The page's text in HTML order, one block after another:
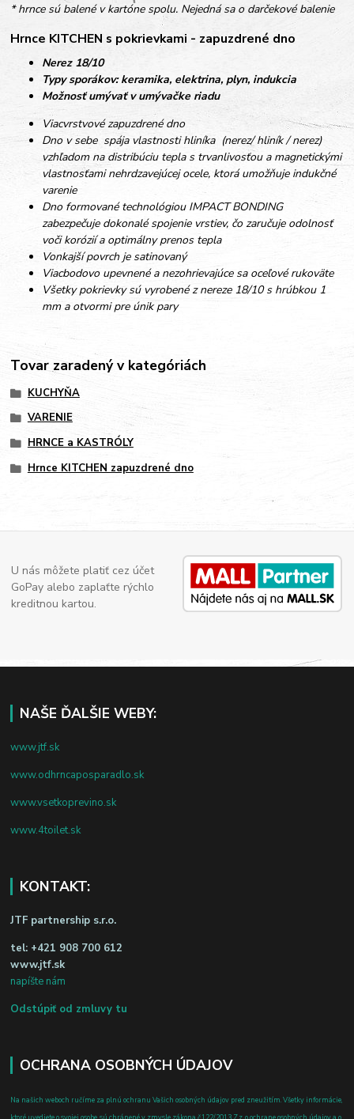
* hrnce sú balené v kartóne spolu. Nejedná sa o darčekové balenie
Hrnce KITCHEN s pokrievkami - zapuzdrené dno
Nerez 18/10
Typy sporákov: keramika, elektrina, plyn, indukcia
Možnosť umývať v umývačke riadu
Viacvrstvové zapuzdrené dno
Dno v sebe spája vlastnosti hliníka (nerez/ hliník / nerez)
vzhľadom na distribúciu tepla s trvanlivosťou a magnetickými
vlastnosťami nehrdzavejúcej ocele, ktorá umožňuje indukčné
varenie
Dno formované technológiou IMPACT BONDING
zabezpečuje dokonalé spojenie vrstiev, čo zaručuje odolnosť
voči korózií a optimálny prenos tepla
Vonkajší povrch je satinovaný
Viacbodovo upevnené a nezohrievajúce sa oceľové rukoväte
Všetky pokrievky sú vyrobené z nereze 18/10 s hrúbkou 1
mm a otvormi pre únik pary
Tovar zaradený v kategóriách
KUCHYŇA
VARENIE
HRNCE a KASTRÓLY
Hrnce KITCHEN zapuzdrené dno
U nás môžete platiť cez účet
GoPay alebo zaplaťte rýchlo
kreditnou kartou.
NAŠE ĎALŠIE WEBY:
www.jtf.sk
www.odhrncaposparadlo.sk
www.vsetkoprevino.sk
www.4toilet.sk
KONTAKT:
JTF partnership s.r.o.
tel: +421 908 700 612
www.jtf.sk
napíšte nám
Odstúpiť od zmluvy tu
OCHRANA OSOBNÝCH ÚDAJOV
Na našich weboch ručíme za plnú ochranu Vašich osobných údajov pred zneužitím. Všetky informácie,